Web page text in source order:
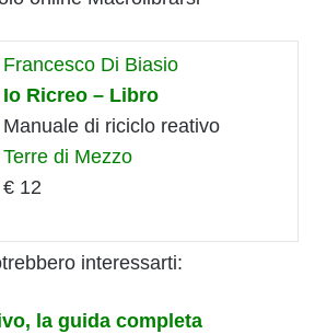
Francesco Di Biasio
Io Ricreo – Libro
Manuale di riciclo reativo
Terre di Mezzo
€ 12
interessarti:
la guida completa